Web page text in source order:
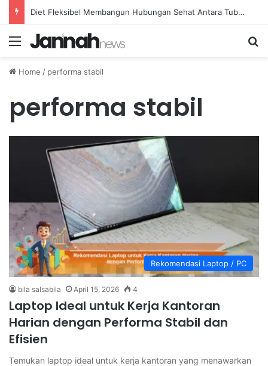
Diet Fleksibel Membangun Hubungan Sehat Antara Tubuh dan Makanan Sehari-hari
Menu
Home / performa stabil
performa stabil
Rekomendasi Laptop / PC
bila salsabila April 15, 2026 4
Laptop Ideal untuk Kerja Kantoran
Harian dengan Performa Stabil dan
Efisien
Temukan laptop ideal untuk kerja kantoran yang menawarkan